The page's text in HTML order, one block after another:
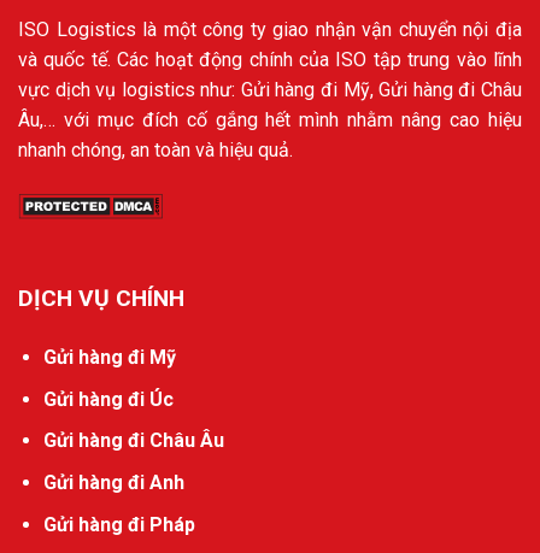
ISO Logistics là một công ty giao nhận vận chuyển nội địa
và quốc tế. Các hoạt động chính của ISO tập trung vào lĩnh
vực dịch vụ logistics như: Gửi hàng đi Mỹ, Gửi hàng đi Châu
Âu,… với mục đích cố gắng hết mình nhằm nâng cao hiệu
nhanh chóng, an toàn và hiệu quả.
DỊCH VỤ CHÍNH
Gửi hàng đi Mỹ
Gửi hàng đi Úc
Gửi hàng đi Châu Âu
Gửi hàng đi Anh
Gửi hàng đi Pháp